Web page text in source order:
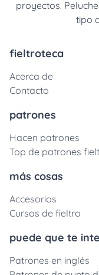
proyectos.
tipo
fieltroteca
Acerca de
Contacto
patrones
Hacen patrones
Top de patrones
más cosas
Accesorios
Cursos de fieltro
puede que te
Patrones en inglés